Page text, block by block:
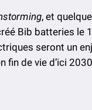
, et
Bib batteries le
seront un
fin de vie d’ici